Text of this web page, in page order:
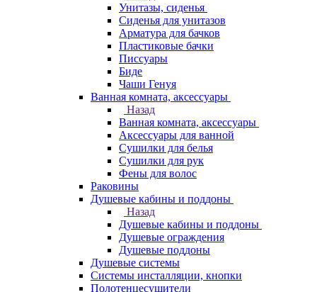
Унитазы, сиденья
Сиденья для унитазов
Арматура для бачков
Пластиковые бачки
Писсуары
Биде
Чаши Генуя
Ванная комната, аксессуары
Назад
Ванная комната, аксессуары
Аксессуары для ванной
Сушилки для белья
Сушилки для рук
Фены для волос
Раковины
Душевые кабины и поддоны
Назад
Душевые кабины и поддоны
Душевые ограждения
Душевые поддоны
Душевые системы
Системы инсталляции, кнопки
Полотенцесушители